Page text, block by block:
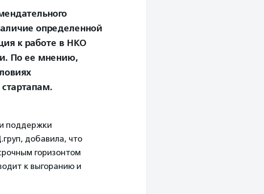
определенной
к работе в НКО
По ее мнению,
поддержки
добавила, что
горизонтом
к выгоранию и